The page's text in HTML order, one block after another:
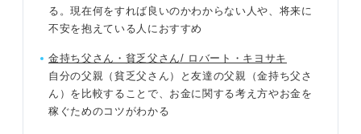
る。現在何をすれば良いのかわからない人や、将来に
不安を抱えている人におすすめ
金持ち父さん・貧乏父さん/ ロバート・キヨサキ
自分の父親（貧乏父さん）と友達の父親（金持ち父さ
ん）を比較することで、お金に関する考え方やお金を
稼ぐためのコツがわかる